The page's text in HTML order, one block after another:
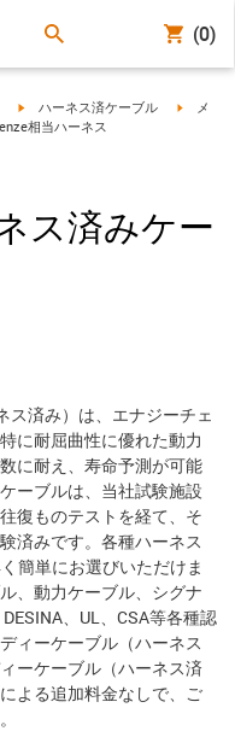
(0)
igus-icon-arrow-right
ハーネス済ケーブル igus-
メ
icon-arrow-right
相当ハーネス
ス済みケー
ス済み）は、エナジーチェ
に耐屈曲性に優れた動力
に耐え、寿命予測が可能
ーブルは、当社試験施設
復ものテストを経て、そ
済みです。各種ハーネス
簡単にお選びいただけま
、動力ケーブル、シグナ
、UL、CSA等各種認
ィーケーブル（ハーネス
ーケーブル（ハーネス済
よる追加料金なしで、ご